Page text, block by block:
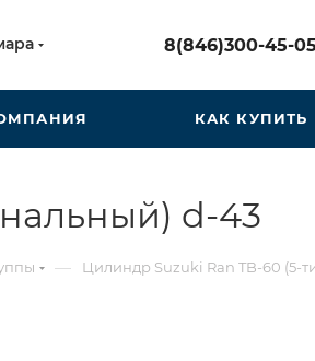
8(846)300-45-05
КАК КУПИТЬ
d-43
— Цилиндр Suzuki Ran TB-60 (5-